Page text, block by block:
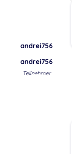
andrei756
andrei756
Teilnehmer